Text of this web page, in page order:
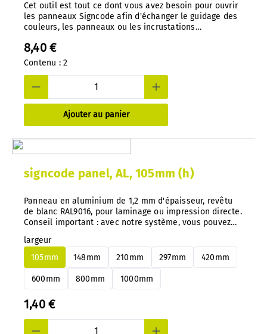
Cet outil est tout ce dont vous avez besoin pour ouvrir
les panneaux Signcode afin d'échanger le guidage des
couleurs, les panneaux ou les incrustations
tout accès non autorisé. Outil spécial, moulé sous
pression en nylon.
8,40 €
Contenu : 2
Ajouter au panier
signcode panel, AL, 105mm (h)
Panneau en aluminium de 1,2 mm d'épaisseur, revêtu
de blanc RAL9016, pour laminage ou impression directe.
Conseil important : avec notre système, vous pouvez
moment et très facilement, sans démontage.
largeur
105mm
148mm 210mm 297mm 420mm
600mm 800mm 1000mm
1,40 €